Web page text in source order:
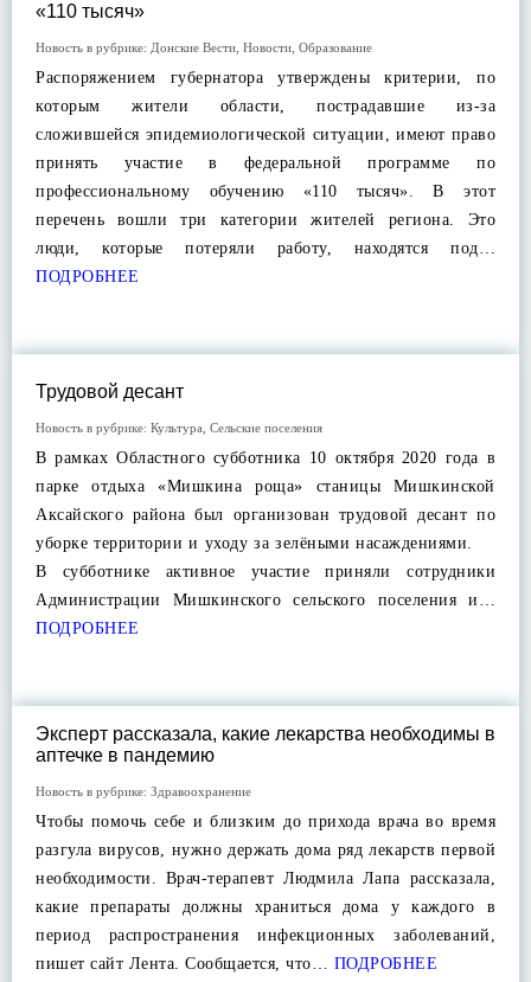
«110 тысяч»
Новость в рубрике: Донские Вести Новости Образование
Распоряжением губернатора утверждены критерии, по
которым жители области, пострадавшие из-за
сложившейся эпидемиологической ситуации, имеют право
принять участие в федеральной программе по
профессиональному обучению «110 тысяч». В этот
перечень вошли три категории жителей региона. Это
люди, которые потеряли работу, находятся под…
ПОДРОБНЕЕ
Трудовой десант
Новость в рубрике: Культура Сельские поселения
В рамках Областного субботника 10 октября 2020 года в
парке отдыха «Мишкина роща» станицы Мишкинской
Аксайского района был организован трудовой десант по
уборке территории и уходу за зелёными насаждениями.
В субботнике активное участие приняли сотрудники
Администрации Мишкинского сельского поселения и…
ПОДРОБНЕЕ
Эксперт рассказала, какие лекарства необходимы в
аптечке в пандемию
Новость в рубрике: Здравоохранение
Чтобы помочь себе и близким до прихода врача во время
разгула вирусов, нужно держать дома ряд лекарств первой
необходимости. Врач-терапевт Людмила Лапа рассказала,
какие препараты должны храниться дома у каждого в
период распространения инфекционных заболеваний,
пишет сайт Лента. Сообщается, что… ПОДРОБНЕЕ